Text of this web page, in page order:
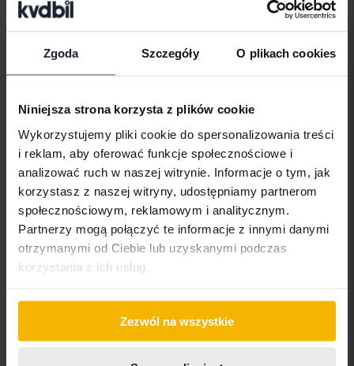
Zgoda Szczegóły O plikach cookies
Niniejsza strona korzysta z plików cookie
Wykorzystujemy pliki cookie do spersonalizowania treści
i reklam, aby oferować funkcje społecznościowe i
analizować ruch w naszej witrynie. Informacje o tym, jak
korzystasz z naszej witryny, udostępniamy partnerom
społecznościowym, reklamowym i analitycznym.
Partnerzy mogą połączyć te informacje z innymi danymi
otrzymanymi od Ciebie lub uzyskanymi podczas
korzystania z ich usług.
Zezwól na wszystkie
Aston Martin
Audi
Bentley
BMW
BYD
Cadillac
Citroen
Iveco
Jaguar
Jeep
KIA
Land Rover
Lexus
Maserati
Mazda
Porsche
Renault
Rolls-Royce
Saab
SEAT
Suzuki